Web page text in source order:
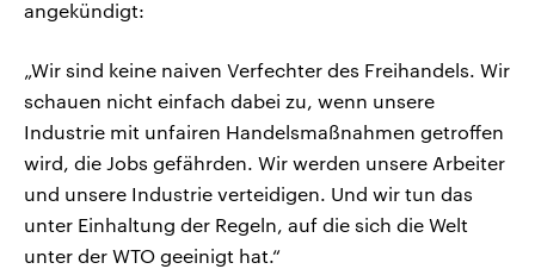
angekündigt:
„Wir sind keine naiven Verfechter des Freihandels. Wir
schauen nicht einfach dabei zu, wenn unsere
Industrie mit unfairen Handelsmaßnahmen getroffen
wird, die Jobs gefährden. Wir werden unsere Arbeiter
und unsere Industrie verteidigen. Und wir tun das
unter Einhaltung der Regeln, auf die sich die Welt
unter der WTO geeinigt hat.“